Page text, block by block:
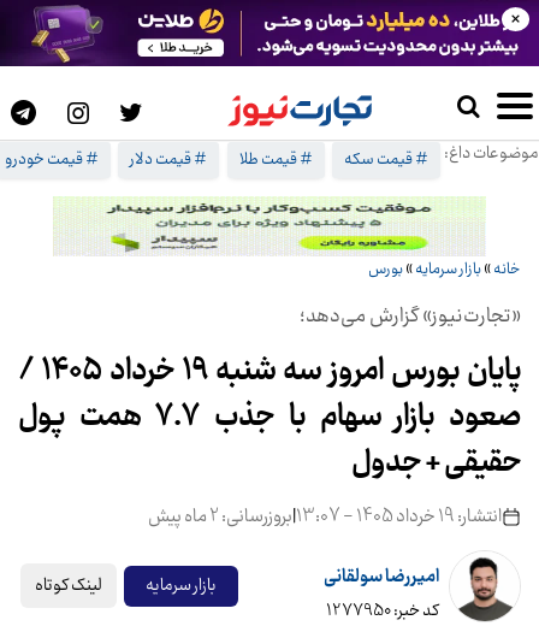
موضوعات داغ: # قیمت سکه # قیمت طلا # قیمت دلار # قیمت خودرو
×
خانه»بازار سرمایه»بورس
«تجارت‌نیوز» گزارش می‌دهد؛
پایان بورس امروز سه شنبه 19 خرداد 1405 /
صعود بازار سهام با جذب 7.7 همت پول
حقیقی + جدول
انتشار: 19 خرداد 1405 - 13:07 |بروزرسانی: 2 ماه پیش
امیررضا سولقانی
کد خبر: 1277950
بازار سرمایه لینک کوتاه